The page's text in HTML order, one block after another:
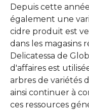
Depuis cette
également une
cidre produit est
dans les magasins
Delicatessa de
d'affaires est
arbres de variétés
ainsi continuer à
ces ressources